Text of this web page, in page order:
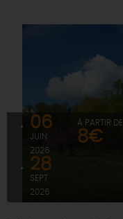
06
JUIN
2026
28
SEPT
2026
À PARTIR DE
8€